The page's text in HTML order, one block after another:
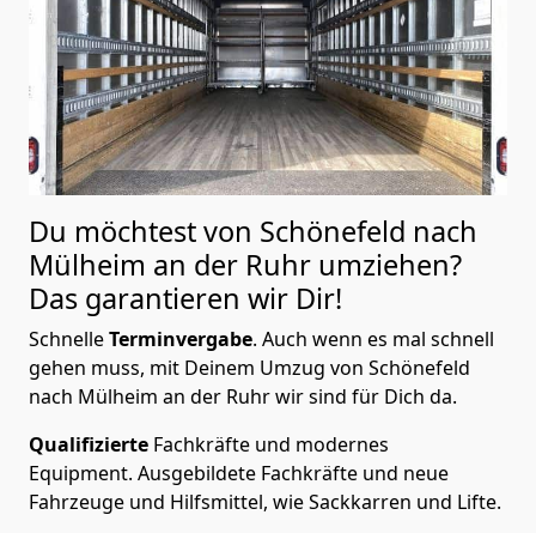
Du möchtest von Schönefeld nach
Mülheim an der Ruhr umziehen?
Das garantieren wir Dir!
SchnelleTerminvergabe. Auch wenn es mal schnell
gehen muss, mit Deinem Umzug von Schönefeld
nach Mülheim an der Ruhr wir sind für Dich da.
Qualifizierte Fachkräfte und modernes
Equipment. Ausgebildete Fachkräfte und neue
Fahrzeuge und Hilfsmittel, wie Sackkarren und Lifte.